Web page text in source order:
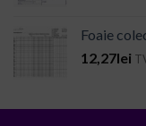
Foaie
12,27lei